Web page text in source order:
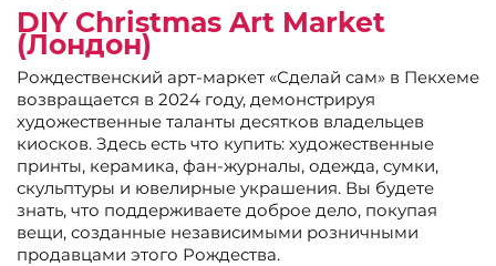
DIY Christmas Art Market
(Лондон)
Рождественский арт-маркет «Сделай сам» в Пекхеме
возвращается в 2024 году, демонстрируя
художественные таланты десятков владельцев
киосков. Здесь есть что купить: художественные
принты, керамика, фан-журналы, одежда, сумки,
скульптуры и ювелирные украшения. Вы будете
знать, что поддерживаете доброе дело, покупая
вещи, созданные независимыми розничными
продавцами этого Рождества.